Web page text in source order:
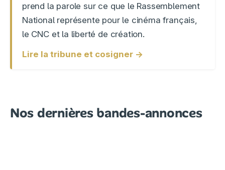
prend la parole sur ce que le Rassemblement
National représente pour le cinéma français,
le CNC et la liberté de création.
Lire la tribune et cosigner →
Nos dernières bandes-annonces